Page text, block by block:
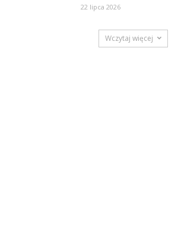
22 lipca 2026
Wczytaj więcej